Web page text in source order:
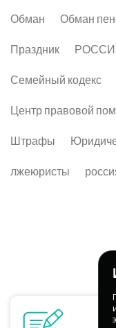
Обман Обман
Праздник
Семейный кодекс
Центр правовой
Штрафы
лжеюристы